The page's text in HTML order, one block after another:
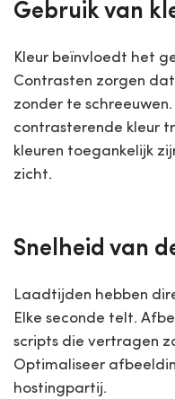
Gebruik van
Kleur beïnvloedt het
Contrasten zorgen
zonder te
contrasterende kleur
kleuren toegankelijk
zicht.
Snelheid van
Laadtijden hebben
Elke seconde telt.
scripts die vertragen
Optimaliseer
hostingpartij.